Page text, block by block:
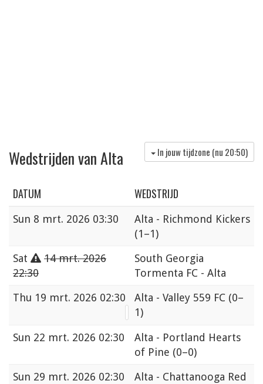
Wedstrijden van Alta In jouw tijdzone (nu 20:50)
DATUM WEDSTRIJD
Sun 8 mrt. 2026 03:30
Alta - Richmond Kickers
(1–1)
Sat
14 mrt. 2026
22:30
South Georgia
Tormenta FC - Alta
Thu 19 mrt. 2026 02:30 Alta - Valley 559 FC (0–
1)
Sun 22 mrt. 2026 02:30
Alta - Portland Hearts
of Pine (0–0)
Sun 29 mrt. 2026 02:30
Alta - Chattanooga Red